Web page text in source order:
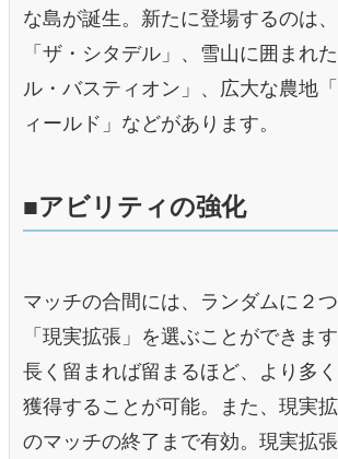
な島が誕⽣。新たに登場するのは
「ザ・シタデル」、雪⼭に囲まれ
ル・バスティオン」、広⼤な農地
ィールド」などがあります。
■アビリティの強化
マッチの合間には、ランダムに２
「現実拡張」を選ぶことができま
⻑く留まれば留まるほど、より多
獲得することが可能。また、現実
のマッチの終了まで有効。現実拡